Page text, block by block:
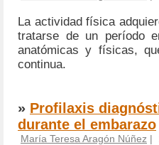
La actividad física
tratarse de un período
anatómicas y físicas,
continua.
» Profilaxis
durante el embarazo
María Teresa Aragón Núñez |